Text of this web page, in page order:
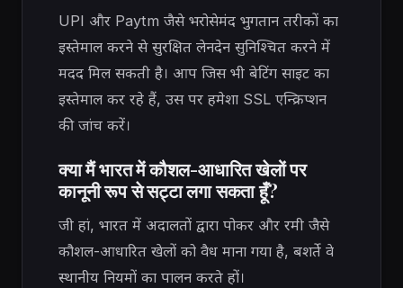
UPI और Paytm जैसे भरोसेमंद भुगतान तरीकों का
इस्तेमाल करने से सुरक्षित लेनदेन सुनिश्चित करने में
मदद मिल सकती है। आप जिस भी बेटिंग साइट का
इस्तेमाल कर रहे हैं, उस पर हमेशा SSL एन्क्रिप्शन
की जांच करें।
क्या मैं भारत में कौशल-आधारित खेलों पर
कानूनी रूप से सट्टा लगा सकता हूँ?
जी हां, भारत में अदालतों द्वारा पोकर और रमी जैसे
कौशल-आधारित खेलों को वैध माना गया है, बशर्ते वे
स्थानीय नियमों का पालन करते हों।